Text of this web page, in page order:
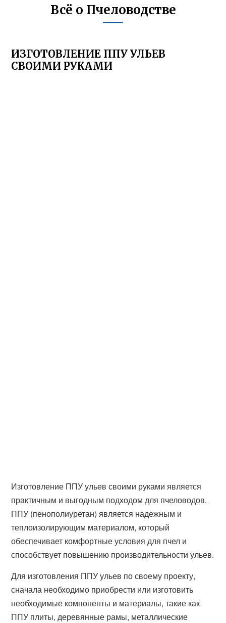
Всё о Пчеловодстве
ИЗГОТОВЛЕНИЕ ППУ УЛЬЕВ
СВОИМИ РУКАМИ
Изготовление ППУ ульев своими руками является
практичным и выгодным подходом для пчеловодов.
ППУ (пенополиуретан) является надежным и
теплоизолирующим материалом, который
обеспечивает комфортные условия для пчел и
способствует повышению производительности ульев.
Для изготовления ППУ ульев по своему проекту,
сначала необходимо приобрести или изготовить
необходимые компоненты и материалы, такие как
ППУ плиты, деревянные рамы, металлические